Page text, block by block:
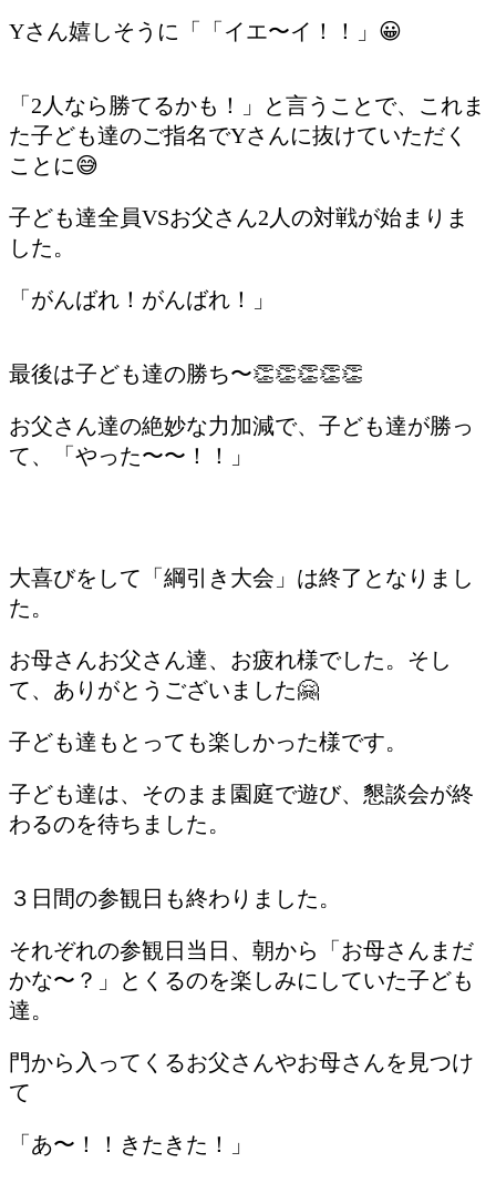
Yさん嬉しそうに「「イエ〜イ！！」😀
「2人なら勝てるかも！」と言うことで、これま
た子ども達のご指名でYさんに抜けていただく
ことに😅
子ども達全員VSお父さん2人の対戦が始まりま
した。
「がんばれ！がんばれ！」
最後は子ども達の勝ち〜👏👏👏👏👏
お父さん達の絶妙な力加減で、子ども達が勝っ
て、「やった〜〜！！」
大喜びをして「綱引き大会」は終了となりまし
た。
お母さんお父さん達、お疲れ様でした。そし
て、ありがとうございました🤗
子ども達もとっても楽しかった様です。
子ども達は、そのまま園庭で遊び、懇談会が終
わるのを待ちました。
３日間の参観日も終わりました。
それぞれの参観日当日、朝から「お母さんまだ
かな〜？」とくるのを楽しみにしていた子ども
達。
門から入ってくるお父さんやお母さんを見つけ
て
「あ〜！！きたきた！」